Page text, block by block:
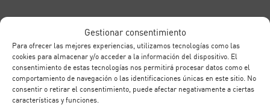
Gestionar consentimiento
Para ofrecer las mejores experiencias, utilizamos tecnologías como las
cookies para almacenar y/o acceder a la información del dispositivo. El
consentimiento de estas tecnologías nos permitirá procesar datos como el
comportamiento de navegación o las identificaciones únicas en este sitio. No
consentir o retirar el consentimiento, puede afectar negativamente a ciertas
características y funciones.
Referentesen atención dental
en la Costa del Sol